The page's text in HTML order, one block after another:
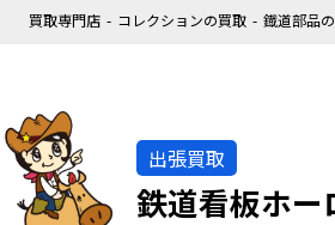
買取専門店 コレクションの買取 鐡道部品
出張買取
鉄道看板ホー